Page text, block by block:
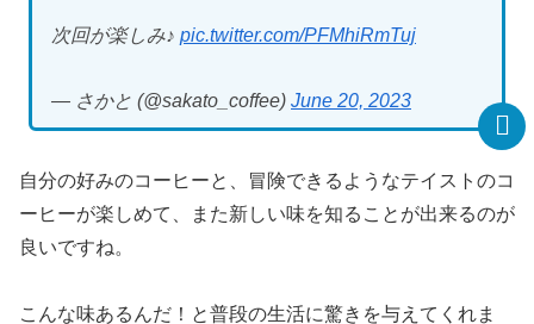
次回が楽しみ♪ pic.twitter.com/PFMhiRmTuj
— さかと (@sakato_coffee) June 20, 2023
自分の好みのコーヒーと、冒険できるようなテイストのコ
ーヒーが楽しめて、また新しい味を知ることが出来るのが
良いですね。
こんな味あるんだ！と普段の生活に驚きを与えてくれま